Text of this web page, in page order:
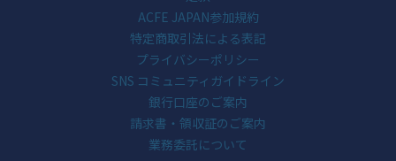
ACFE JAPAN参加規約
特定商取引法による表記
プライバシーポリシー
SNS コミュニティガイドライン
銀行口座のご案内
請求書・領収証のご案内
業務委託について